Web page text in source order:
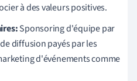
à des valeurs positives.
Sponsoring d'équipe par
diffusion payés par les
d'événements comme